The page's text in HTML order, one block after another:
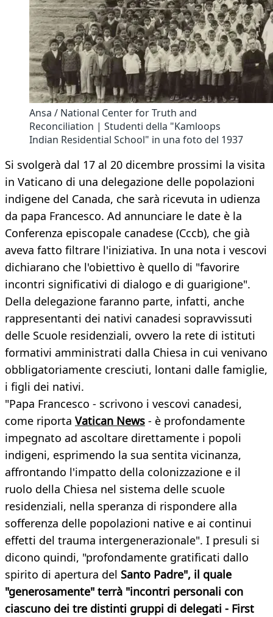
Ansa / National Center for Truth and
Reconciliation | Studenti della "Kamloops
Indian Residential School" in una foto del 1937
Si svolgerà dal 17 al 20 dicembre prossimi la visita
in Vaticano di una delegazione delle popolazioni
indigene del Canada, che sarà ricevuta in udienza
da papa Francesco. Ad annunciare le date è la
Conferenza episcopale canadese (Cccb), che già
aveva fatto filtrare l'iniziativa. In una nota i vescovi
dichiarano che l'obiettivo è quello di "favorire
incontri significativi di dialogo e di guarigione".
Della delegazione faranno parte, infatti, anche
rappresentanti dei nativi canadesi sopravvissuti
delle Scuole residenziali, ovvero la rete di istituti
formativi amministrati dalla Chiesa in cui venivano
obbligatoriamente cresciuti, lontani dalle famiglie,
i figli dei nativi.
"Papa Francesco - scrivono i vescovi canadesi,
come riporta Vatican News - è profondamente
impegnato ad ascoltare direttamente i popoli
indigeni, esprimendo la sua sentita vicinanza,
affrontando l'impatto della colonizzazione e il
ruolo della Chiesa nel sistema delle scuole
residenziali, nella speranza di rispondere alla
sofferenza delle popolazioni native e ai continui
effetti del trauma intergenerazionale". I presuli si
dicono quindi, "profondamente gratificati dallo
spirito di apertura del Santo Padre", il quale
"generosamente" terrà "incontri personali con
ciascuno dei tre distinti gruppi di delegati - First